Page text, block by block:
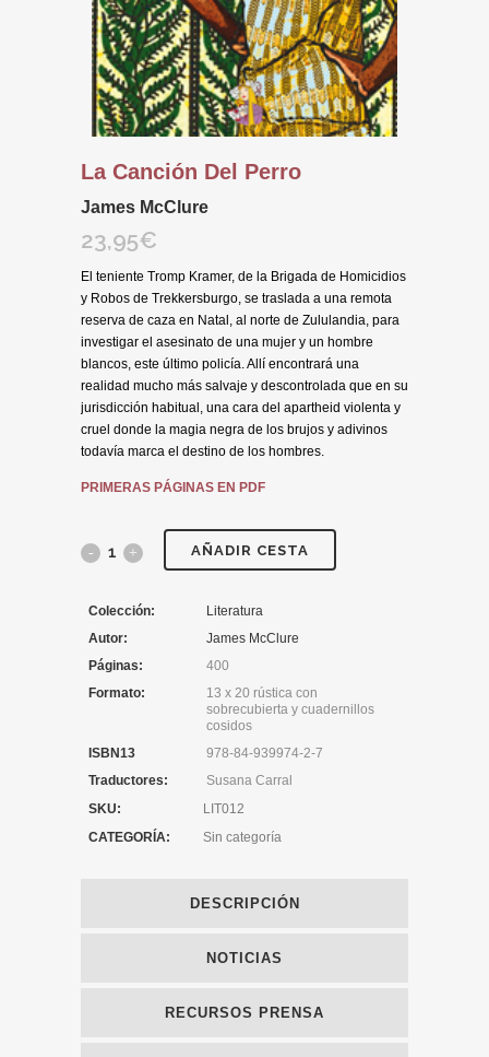
La Canción Del Perro
James McClure
23,95€
El teniente Tromp Kramer, de la Brigada de Homicidios
y Robos de Trekkersburgo, se traslada a una remota
reserva de caza en Natal, al norte de Zululandia, para
investigar el asesinato de una mujer y un hombre
blancos, este último policía. Allí encontrará una
realidad mucho más salvaje y descontrolada que en su
jurisdicción habitual, una cara del apartheid violenta y
cruel donde la magia negra de los brujos y adivinos
todavía marca el destino de los hombres.
PRIMERAS PÁGINAS EN PDF
AÑADIR CESTA
Colección:
Literatura
Autor:
James McClure
Páginas:
400
Formato:
13 x 20 rústica con
sobrecubierta y cuadernillos
cosidos
ISBN13
978-84-939974-2-7
Traductores:
Susana Carral
SKU:
LIT012
CATEGORÍA:
Sin categoría
DESCRIPCIÓN
NOTICIAS
RECURSOS PRENSA